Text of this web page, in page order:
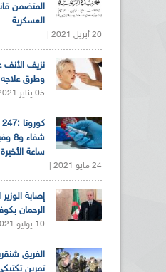
المتضمن
العسكرية
20 أبريل 2021 |
نزيف الأنف
وطرق علاجه
05 يناير 2021 |
ساعة الأخيرة
24 مايو 2021 |
إصابة
الرحمان
10 يوليو 2021 |
الفريق
تمرين